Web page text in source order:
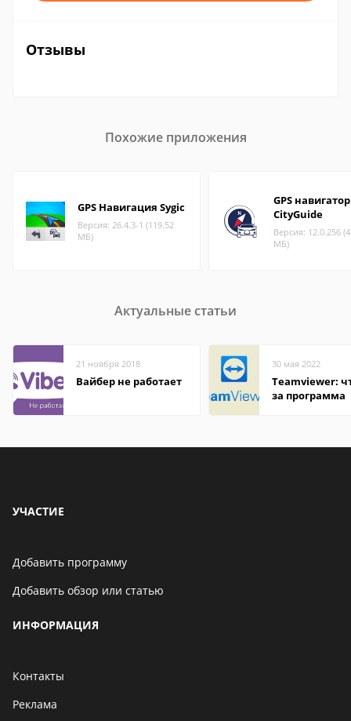
Отзывы
Похожие приложения
GPS Навигация Sygic
Версия: 26.4.3-1 (119.52
МБ)
GPS навигатор
CityGuide
Версия: 12.0.256
МБ)
Актуальные статьи
21 ноября 2018
Вайбер не работает
30 мая 2022
Teamviewer:
за программа
УЧАСТИЕ
Добавить программу
Добавить обзор или статью
ИНФОРМАЦИЯ
Контакты
Реклама